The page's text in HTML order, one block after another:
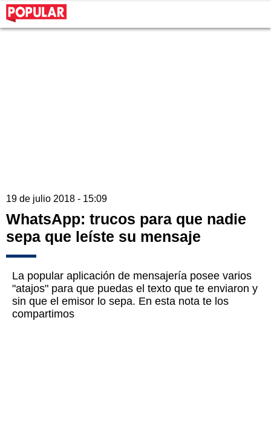
19 de julio 2018 - 15:09
WhatsApp: trucos para que nadie
sepa que leíste su mensaje
La popular aplicación de mensajería posee varios
"atajos" para que puedas el texto que te enviaron y
sin que el emisor lo sepa. En esta nota te los
compartimos